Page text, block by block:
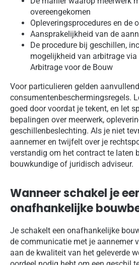
overeengekomen
Opleveringsprocedures en de
Aansprakelijkheid van de
De procedure bij geschillen,
mogelijkheid van arbitrage via
Arbitrage voor de Bouw
Voor particulieren gelden
consumentenbeschermingsregels.
goed door voordat je tekent, en let
bepalingen over meerwerk,
geschillenbeslechting. Als je niet
aannemer en twijfelt over je
verstandig om het contract te laten
bouwkundige of juridisch adviseur.
Wanneer schakel je
onafhankelijke
Je schakelt een onafhankelijke
de communicatie met je aannemer
aan de kwaliteit van het geleverde